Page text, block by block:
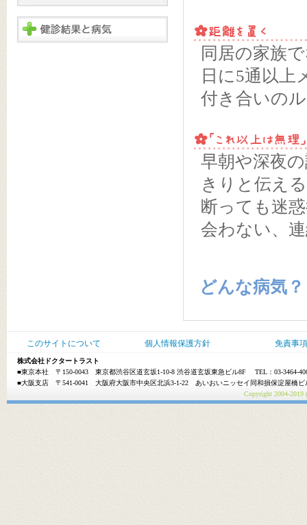
同居の家族
日に5通以上
付き合いの
早朝や深夜
きりと伝え
断っても迷
会わない、
どんな病気？
このサイトについて 個人情報保護方針 免責事項
株式会社ドクタートラスト
■東京本社 〒150-0043 東京都渋谷区道玄坂1-10-8 渋谷道玄坂東急ビル8F TEL：03-3464-
■大阪支店 〒541-0041 大阪府大阪市中央区北浜3-1-22 あいおいニッセイ同和損保淀屋橋ビ
Copyright 2004-